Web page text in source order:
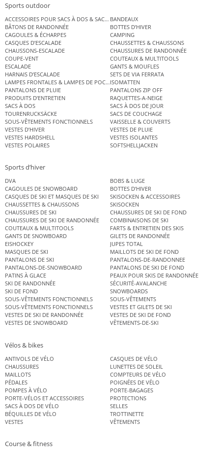
Sports outdoor
ACCESSOIRES POUR SACS À DOS & SACS ÉTANCHES
BANDEAUX
BÂTONS DE RANDONNÉE
BOTTES D’HIVER
CAGOULES & ÉCHARPES
CAMPING
CASQUES D’ESCALADE
CHAUSSETTES & CHAUSSONS
CHAUSSONS-ESCALADE
CHAUSSURES DE RANDONNÉE
COUPE-VENT
COUTEAUX & MULTITOOLS
ESCALADE
GANTS & MOUFLES
HARNAIS D’ESCALADE
SETS DE VIA FERRATA
LAMPES FRONTALES & LAMPES DE POCHEISOMATTEN
PANTALONS DE PLUIE
PANTALONS ZIP OFF
PRODUITS D’ENTRETIEN
RAQUETTES-A-NEIGE
SACS À DOS
SACS À DOS DE JOUR
TOURENRUCKSÄCKE
SACS DE COUCHAGE
SOUS-VÊTEMENTS FONCTIONNELS
VAISSELLE & COUVERTS
VESTES D’HIVER
VESTES DE PLUIE
VESTES HARDSHELL
VESTES ISOLANTES
VESTES POLAIRES
SOFTSHELLJACKEN
Sports d’hiver
DVA
BOBS & LUGE
CAGOULES DE SNOWBOARD
BOTTES D’HIVER
CASQUES DE SKI ET MASQUES DE SKI
SKISOCKEN & ACCESSOIRES
CHAUSSETTES & CHAUSSONS
SKISOCKEN
CHAUSSURES DE SKI
CHAUSSURES DE SKI DE FOND
CHAUSSURES DE SKI DE RANDONNÉE
COMBINAISONS DE SKI
COUTEAUX & MULTITOOLS
FARTS & ENTRETIEN DES SKIS
GANTS DE SNOWBOARD
GILETS DE RANDONNÉE
EISHOCKEY
JUPES TOTAL
MASQUES DE SKI
MAILLOTS DE SKI DE FOND
PANTALONS DE SKI
PANTALONS-DE-RANDONNEE
PANTALONS-DE-SNOWBOARD
PANTALONS DE SKI DE FOND
PATINS À GLACE
PEAUX POUR SKIS DE RANDONNÉE
SKI DE RANDONNÉE
SÉCURITÉ-AVALANCHE
SKI DE FOND
SNOWBOARDS
SOUS-VÊTEMENTS FONCTIONNELS
SOUS-VÊTEMENTS
SOUS-VÊTEMENTS FONCTIONNELS
VESTES ET GILETS DE SKI
VESTES DE SKI DE RANDONNÉE
VESTES DE SKI DE FOND
VESTES DE SNOWBOARD
VÊTEMENTS-DE-SKI
Vélos & bikes
ANTIVOLS DE VÉLO
CASQUES DE VÉLO
CHAUSSURES
LUNETTES DE SOLEIL
MAILLOTS
COMPTEURS DE VÉLO
PÉDALES
POIGNÉES DE VÉLO
POMPES À VÉLO
PORTE-BAGAGES
PORTE-VÉLOS ET ACCESSOIRES
PROTECTIONS
SACS À DOS DE VÉLO
SELLES
BÉQUILLES DE VÉLO
TROTTINETTE
VESTES
VÊTEMENTS
Course & fitness